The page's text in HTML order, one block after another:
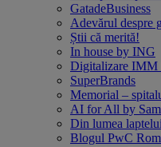
GatadeBusiness
Adevărul despre
Știi că merită!
In house by ING
Digitalizare
SuperBrands
Memorial –
AI for All by
Din lumea laptelui
Blogul PwC